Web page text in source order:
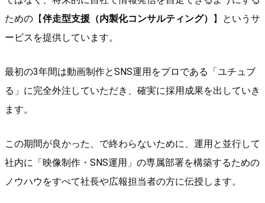
ための【伴走型支援（内製化コンサルティング）
】というサ
ービスを提供しています。
最初の3年間は動画制作とSNS運用をプロである「ユチュブ
る」に完全外注していただき、確実に採用成果を出していき
ます。
この期間が良かった、で終わらないために、運用と並行して
社内に「映像制作・SNS運用」の専属部署を構築するための
ノウハウをすべて社長や広報担当者の方に伝授します。